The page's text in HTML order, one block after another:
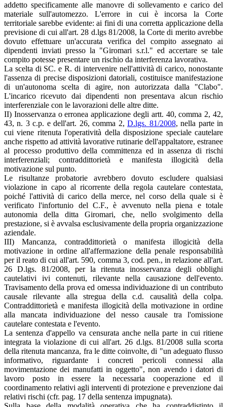
addetto specificamente alle manovre di sollevamento e carico del
materiale sull'automezzo. L'errore in cui è incorsa la Corte
territoriale sarebbe evidente: ai fini di una corretta applicazione della
previsione di cui all'art. 28 d.lgs 81/2008, la Corte di merito avrebbe
dovuto effettuare un'accurata verifica del compito assegnato ai
dipendenti inviati presso la "Giromari s.r.l." ed accertare se tale
compito potesse presentare un rischio da interferenza lavorativa.
La scelta di SC. e R. di intervenire nell'attività di carico, nonostante
l'assenza di precise disposizioni datoriali, costituisce manifestazione
di un'autonoma scelta di agire, non autorizzata dalla "Clabo".
L'incarico ricevuto dai dipendenti non presentava alcun rischio
interferenziale con le lavorazioni delle altre ditte.
II) Inosservanza o erronea applicazione degli artt. 40, comma 2, 42,
43, n. 3 c.p. e dell'art. 26, comma 2,D.lgs. 81/2008, nella parte in
cui viene ritenuta l'operatività della disposizione speciale cautelare
anche rispetto ad attività lavorative rutinarie dell'appaltatore, estranee
al processo produttivo della committenza ed in assenza di rischi
interferenziali; contraddittorietà e manifesta illogicità della
motivazione sul punto.
Le risultanze probatorie avrebbero dovuto escludere qualsiasi
violazione in capo al ricorrente della regola cautelare contestata,
poiché l'attività di carico della merce, nel corso della quale si è
verificato l'infortunio del C.F., è avvenuto nella piena e totale
autonomia della ditta Giromari, che, nello svolgimento della
prestazione, si è avvalsa esclusivamente della propria organizzazione
aziendale.
III) Mancanza, contraddittorietà o manifesta illogicità della
motivazione in ordine all'affermazione della penale responsabilità
per il reato di cui all'art. 590, comma 3, cod. pen., in relazione all'art.
26 D.lgs. 81/2008, per la ritenuta inosservanza degli obblighi
cautelativi ivi contenuti, rilevante nella causazione dell'evento.
Travisamento della prova ed omessa individuazione di un contributo
causale rilevante alla stregua della c.d. causalità della colpa.
Contraddittorietà e manifesta illogicità della motivazione in ordine
alla mancata individuazione del nesso causale tra l'omissione
cautelare contestata e l'evento.
La sentenza d'appello va censurata anche nella parte in cui ritiene
integrata la violazione di cui all'art. 26 d.lgs. 81/2008 sulla scorta
della ritenuta mancanza, fra le ditte coinvolte, di "un adeguato flusso
informativo, riguardante i concreti pericoli connessi alla
movimentazione dei manufatti in oggetto", non avendo i datori di
lavoro posto in essere la necessaria cooperazione ed il
coordinamento relativi agli interventi di protezione e prevenzione dai
relativi rischi (cfr. pag. 17 della sentenza impugnata).